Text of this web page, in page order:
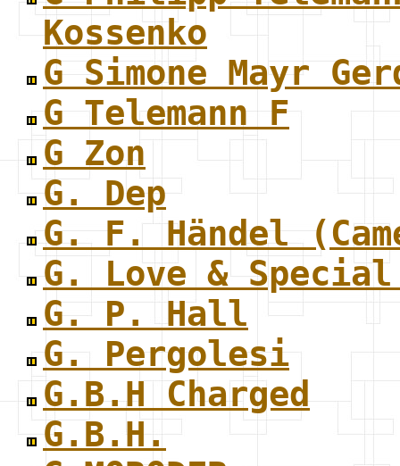
Kossenko
G Simone Mayr
G Telemann F
G Zon
G. Dep
G. F. Händel
G. Love & Special
G. P. Hall
G. Pergolesi
G.B.H Charged
G.B.H.